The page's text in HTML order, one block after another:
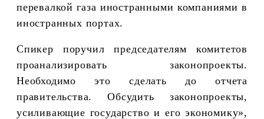
перевалкой газа иностранными компаниями в
иностранных портах.
Спикер поручил председателям комитетов
проанализировать законопроекты.
Необходимо это сделать до отчета
правительства. Обсудить законопроекты,
усиливающие государство и его экономику»,